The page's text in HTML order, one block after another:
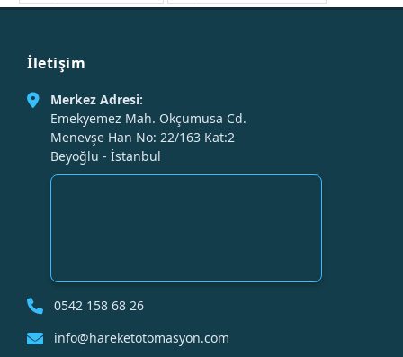
İletişim
Merkez Adresi:
Emekyemez Mah. Okçumusa Cd.
Menevşe Han No: 22/163 Kat:2
Beyoğlu - İstanbul
0542 158 68 26
info@hareketotomasyon.com